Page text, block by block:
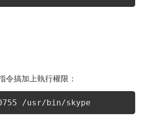
令搞加上執行權限：
/usr/bin/skype